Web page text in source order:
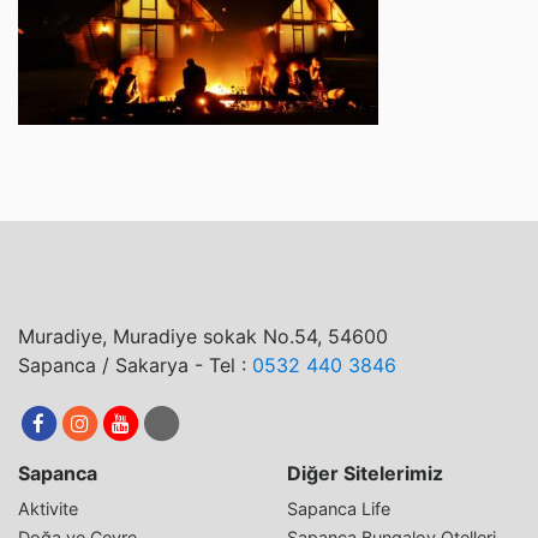
Muradiye, Muradiye sokak No.54, 54600
Sapanca / Sakarya - Tel : 0532 440 3846
Sapanca
Aktivite
Diğer Sitelerimiz
Sapanca Life